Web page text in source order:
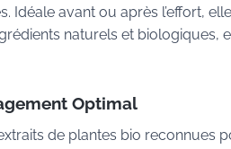
Idéale avant ou après l’effort,
naturels et
Optimal
de plantes bio reconnues